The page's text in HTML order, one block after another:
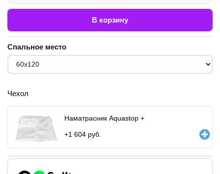
В корзину
Спальное место
Чехол
Наматрасник Aquastop +
+1 604 руб.